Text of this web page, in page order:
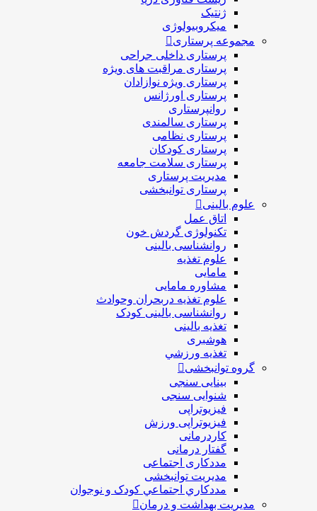
ژنتیک
میکروبیولوژی
مجموعه پرستاری
پرستاری داخلی جراحی
پرستاری مراقبت های ويژه
پرستاری ويژه نوازادان
پرستاری اورژانس
روانپرستاری
پرستاری سالمندی
پرستاری نظامی
پرستاری کودکان
پرستاری سلامت جامعه
مدیریت پرستاری
پرستاری توانبخشی
علوم بالینی
اتاق عمل
تکنولوژی گردش خون
روانشناسی بالینی
علوم تغذیه
مامایی
مشاوره مامایی
علوم تغذیه دربحران وحوادث
روانشناسی بالینی کودک
تغذیه بالینی
هوشبری
تغذيه ورزشي
گروه توانبخشی
بینایی سنجی
شنوایی سنجی
فیزیوتراپی
فیزیوتراپی ورزش
کاردرمانی
گفتار درمانی
مددکاری اجتماعی
مديريت توانبخشی
مددکاري اجتماعي کودک و نوجوان
مدیریت بهداشت و درمان